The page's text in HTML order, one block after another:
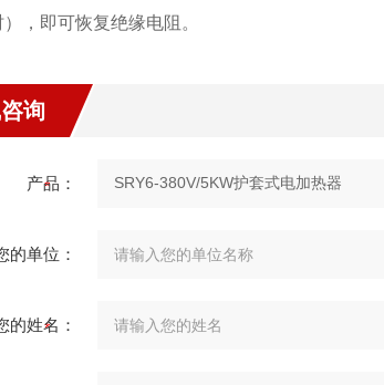
，即可恢复绝缘电阻。
询
产品：
的单位：
的姓名：